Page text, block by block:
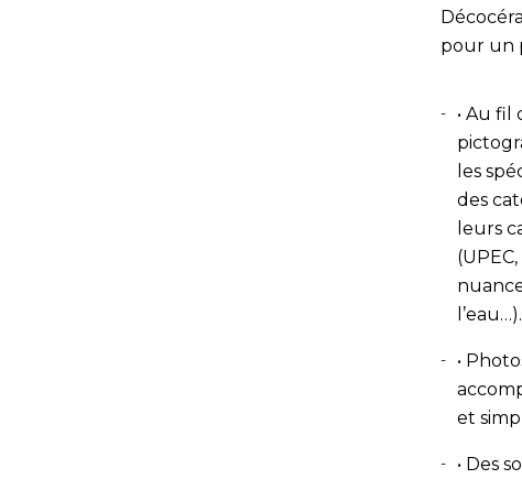
pour un
• Au fil
les
des
leurs
l’eau…).
•
et
• Des